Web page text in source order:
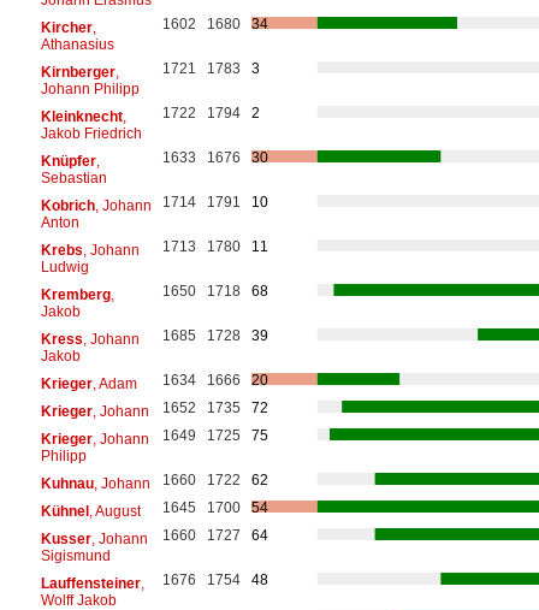
Kircher,
Athanasius
1602 1680 34
Kirnberger,
Johann Philipp
1721 1783 3
Kleinknecht,
Jakob Friedrich
1722 1794 2
Knüpfer,
Sebastian
1633 1676 30
Kobrich, Johann
Anton
1714 1791 10
Krebs , Johann
Ludwig
1713 1780 11
Kremberg,
Jakob
1650 1718 68
Kress , Johann
Jakob
1685 1728 39
Krieger, Adam 1634 1666
20
Krieger, Johann 1652 1735
72
Krieger, Johann
Philipp
1649 1725 75
Kuhnau, Johann 1660 1722
62
Kühnel, August 1645 1700
54
Kusser, Johann
Sigismund
1660 1727 64
Lauffensteiner,
Wolff Jakob
1676 1754 48